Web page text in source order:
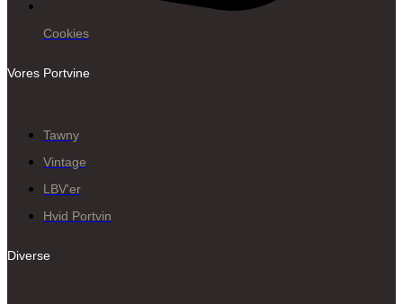
Cookies
Vores Portvine
Tawny
Vintage
LBV'er
Hvid Portvin
Diverse